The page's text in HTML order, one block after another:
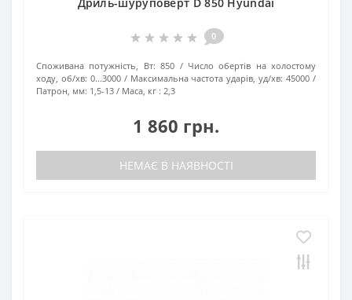
0
Споживана потужність, Вт: 850
Число обертів на холостому
ходу, об/хв: 0...3000 Максимальна частота ударів, уд/хв: 45000
Патрон, мм: 1,5-13 Маса, кг : 2,3
1 860 грн.
НЕМАЄ В НАЯВНОСТІ